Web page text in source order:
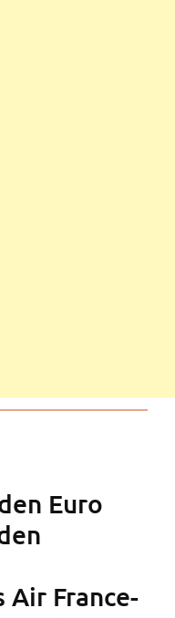
Euro
Air France-